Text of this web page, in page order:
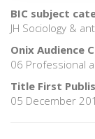
BIC subject
JH Sociology &
Onix Audience
06 Professional
Title First
05 December